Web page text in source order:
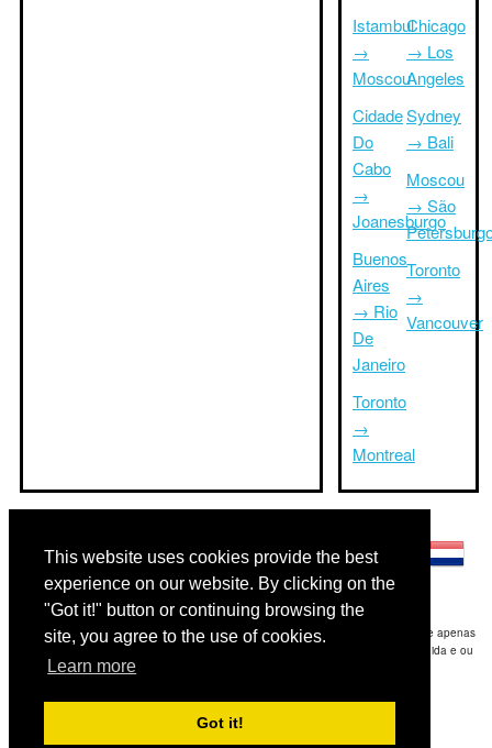
This website uses cookies provide the best
experience on our website. By clicking on the
"Got it!" button or continuing browsing the
site, you agree to the use of cookies.
Learn more
Got it!
Istambul
→
Moscou
Cidade
Do
Cabo
→
Joanesburgo
Buenos
Aires
→ Rio
De
Janeiro
Toronto
→
Montreal
Chicago
→ Los
Angeles
Sydney
→ Bali
Moscou
→ São
Toronto
→
Vancouver
Disclaimer: As informações apresentadas neste site é a nossa melhor estimativa e apenas
para sua referência.Triptimeto.com não se responsabiliza por qualquer atraso de ida e ou
consequentes danos / resultou das informações fornecidas.
Copyright 2015-2026
Contact Usfor feedback.